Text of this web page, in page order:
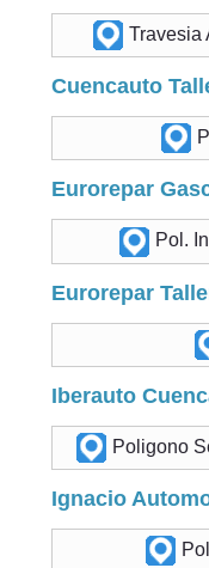
Travesia
Cuencauto
Eurorepar
Pol.
Eurorepar
Iberauto
Poligono
Ignacio